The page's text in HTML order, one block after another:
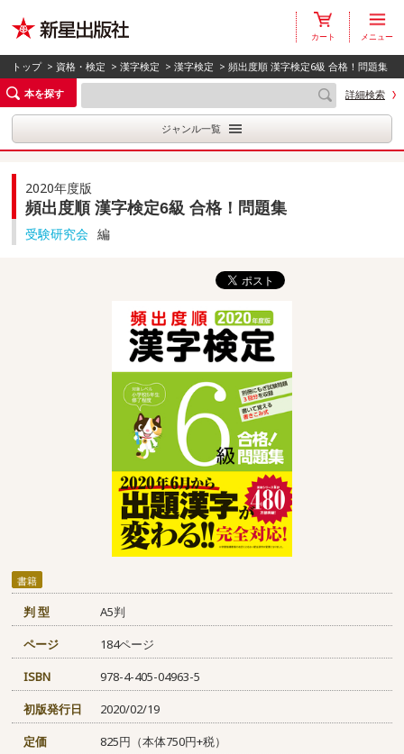
カート メニュー
トップ > 資格・検定 >漢字検定 >漢字検定 > 頻出度順 漢字検定6級 合格！問題集
本を探す
詳細検索
ジャンル一覧
2020年度版
頻出度順 漢字検定6級 合格！問題集
受験研究会 編
書籍
判 型
A5判
ページ
184ページ
ISBN
978-4-405-04963-5
初版発行日
2020/02/19
定価
825円（本体750円+税）